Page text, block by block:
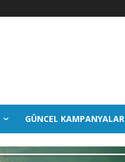
GÜNCEL KAMPANYALAR